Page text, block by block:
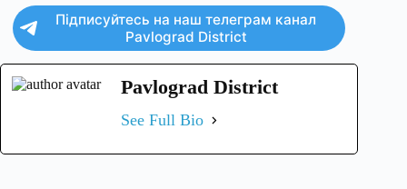
Підписуйтесь на наш телеграм канал
Pavlograd District
Pavlograd District
See Full Bio